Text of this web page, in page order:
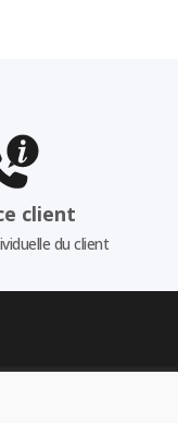
client
du client